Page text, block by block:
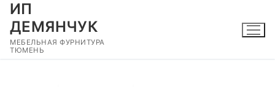
Перейти
содержимому
ИП
ДЕМЯНЧУК
МЕБЕЛЬНАЯ ФУРНИТУРА
ТЮМЕНЬ